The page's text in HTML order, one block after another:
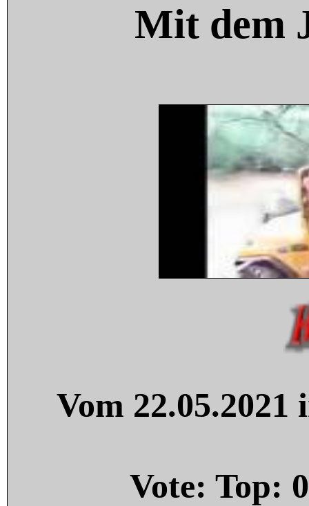
Mit dem
Vom
Vote: Top: 0